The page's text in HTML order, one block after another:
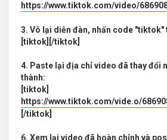
https://www.tiktok.com/video/
3. Vô lại diễn đàn, nhấn code "tiktok"
[tiktok][/tiktok]
4. Paste lại địa chỉ video đã thay đổi
thành:
[tiktok]
https://www.tiktok.com/vide.o/
[/tiktok]
6. Xem lại video đã hoàn chỉnh và